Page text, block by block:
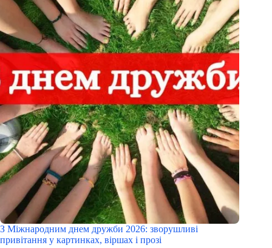
З Міжнародним днем дружби 2026: зворушливі
привітання у картинках, віршах і прозі